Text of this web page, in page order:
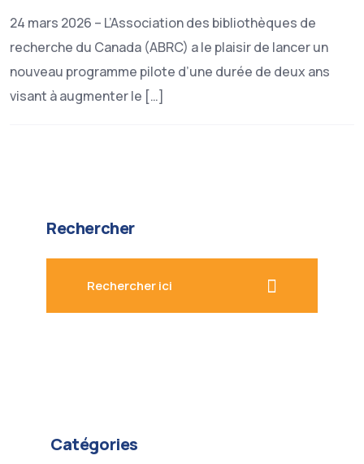
24 mars 2026 – L’Association des bibliothèques de
recherche du Canada (ABRC) a le plaisir de lancer un
nouveau programme pilote d’une durée de deux ans
visant à augmenter le […]
Rechercher
Catégories